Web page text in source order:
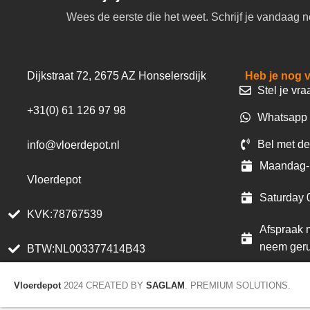
Wees de eerste die het weet. Schrijf je vandaag
Dijkstraat 72, 2675 AZ Honselersdijk
+31(0) 61 126 97 98
info@vloerdepot.nl
Vloerdepot
KVK:78767539
BTW:NL003377414B43
Heb je nog
Stel je
Bel met
Saturday
Afspraak
neem
Vloerdepot 2024 CREATED BY SAGLAM . PREMIUM SOLUTIONS.